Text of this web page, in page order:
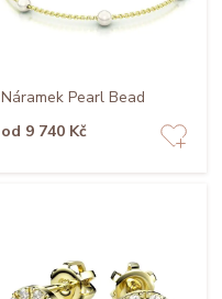
Náramek Pearl Bead
od 9 740 Kč